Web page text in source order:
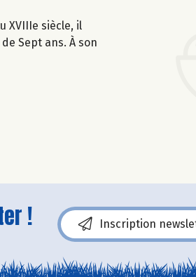
XVIIIe siècle, il
Sept ans. À son
! Inscription